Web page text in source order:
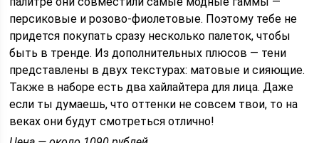
персиковые и розово-фиолетовые. Поэтому тебе не
придется покупать сразу несколько палеток, чтобы
быть в тренде. Из дополнительных плюсов — тени
представлены в двух текстурах: матовые и сияющие.
Также в наборе есть два хайлайтера для лица. Даже
если ты думаешь, что оттенки не совсем твои, то на
веках они будут смотреться отлично!